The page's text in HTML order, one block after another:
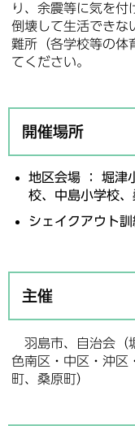
り、余震等に気を付
倒壊して生活できな
難所（各学校等の体
てください。
開催場所
地区会場 ： 堀津
校、中島小学校、
シェイクアウト
主催
羽島市、自治会（
色南区・中区・沖区
町、桑原町）